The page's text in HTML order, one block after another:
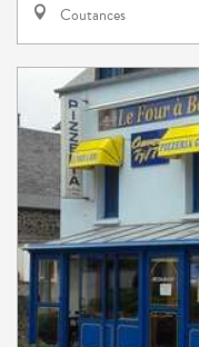
Coutances